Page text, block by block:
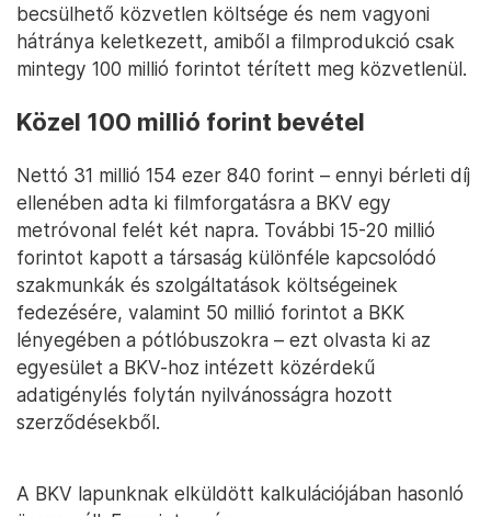
becsülhető közvetlen költsége és nem vagyoni
hátránya keletkezett, amiből a filmprodukció csak
mintegy 100 millió forintot térített meg közvetlenül.
Közel 100 millió forint bevétel
Nettó 31 millió 154 ezer 840 forint – ennyi bérleti díj
ellenében adta ki filmforgatásra a BKV egy
metróvonal felét két napra. További 15-20 millió
forintot kapott a társaság különféle kapcsolódó
szakmunkák és szolgáltatások költségeinek
fedezésére, valamint 50 millió forintot a BKK
lényegében a pótlóbuszokra – ezt olvasta ki az
egyesület a BKV-hoz intézett közérdekű
adatigénylés folytán nyilvánosságra hozott
szerződésekből.
A BKV lapunknak elküldött kalkulációjában hasonló